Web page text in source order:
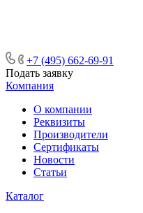
+7 (495) 662-69-91
Подать заявку
Компания
О компании
Реквизиты
Производители
Сертификаты
Новости
Статьи
Каталог